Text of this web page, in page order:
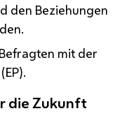
den Beziehungen
mit der
die Zukunft